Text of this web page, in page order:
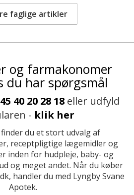
faglige artikler
og farmakonomer
du har spørgsmål
40 20 28 18eller udfyld
- klik her
du et stort udvalg af
receptpligtige lægemidler og
inden for hudpleje, baby- og
og meget andet. Når du køber
handler du med Lyngby Svane
Apotek.